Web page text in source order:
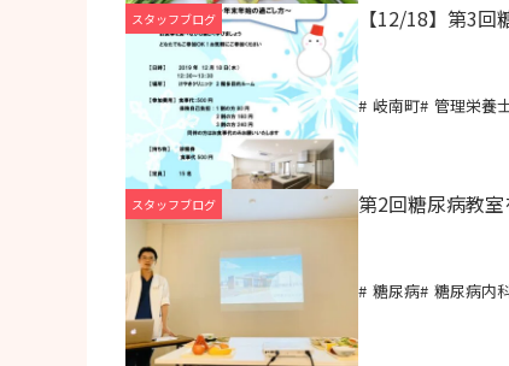
スタッフブログ 【12/18】第3回
岐南町
管理栄養
スタッフブログ 第2回糖尿病教
糖尿病
糖尿病内